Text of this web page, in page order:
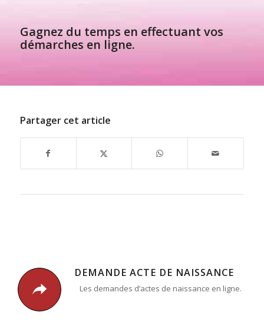
Gagnez du temps en effectuant vos
démarches en ligne.
Partager cet article
DEMANDE ACTE DE NAISSANCE
Les demandes d’actes de naissance en ligne.